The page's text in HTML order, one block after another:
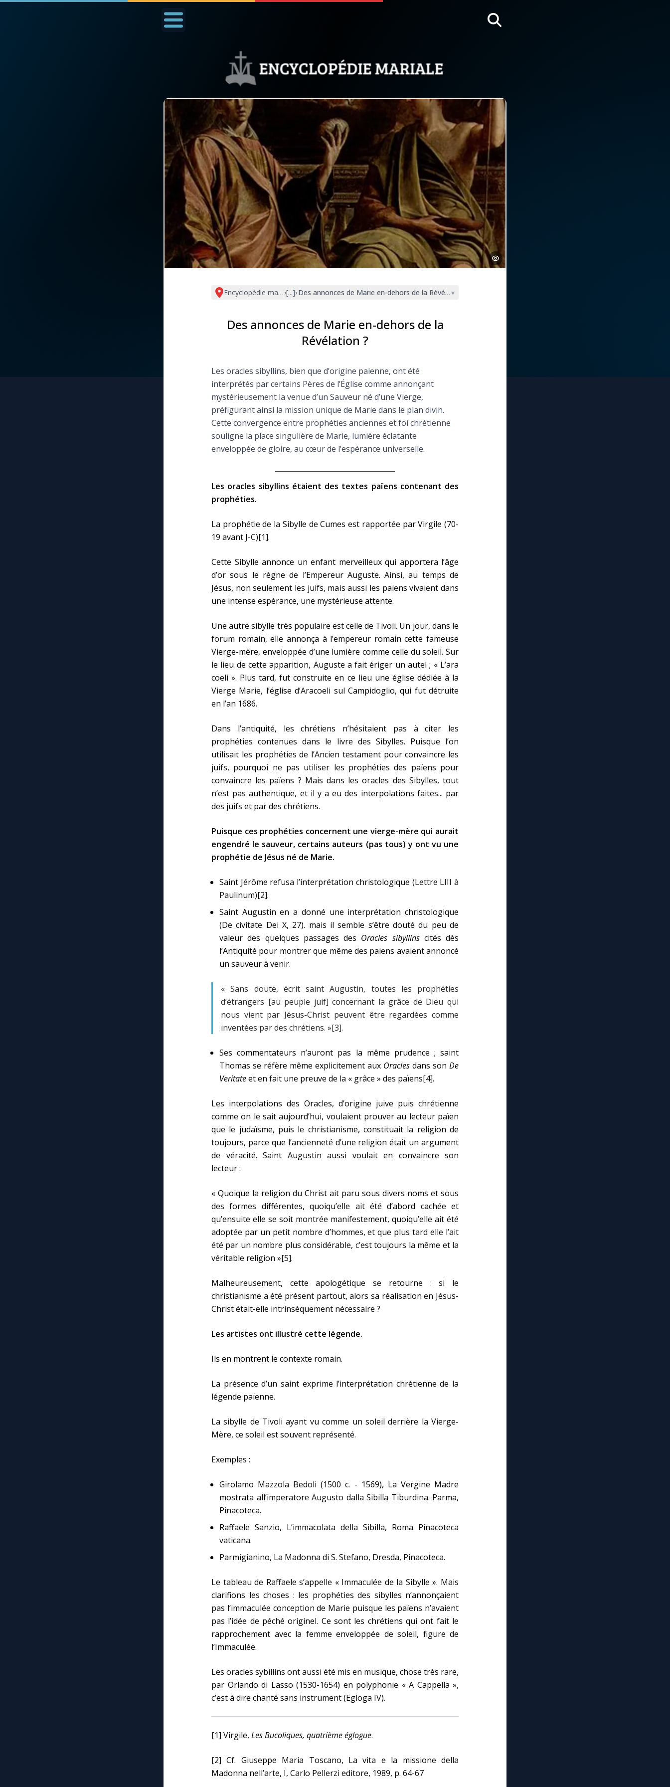
Nous soutenir À propos Facebook Infos légales
Prier au quotidien
Avec Thérèse de Lisieux
L'Évangile chaque jour
Les premiers samedis
Marie qui défait les
nœuds
1000 Raisons de Croire
Chapelet pour le monde
Contact
Faire un don
Marie de Nazareth
Encyclopédie mariale
›[...]›Des annonces de Marie en-dehors de la Révélation ?
▾
Des annonces de Marie en-dehors de la
Révélation ?
Les oracles sibyllins, bien que d’origine païenne, ont été
interprétés par certains Pères de l’Église comme annonçant
mystérieusement la venue d’un Sauveur né d’une Vierge,
préfigurant ainsi la mission unique de Marie dans le plan divin.
Cette convergence entre prophéties anciennes et foi chrétienne
souligne la place singulière de Marie, lumière éclatante
enveloppée de gloire, au cœur de l’espérance universelle.
Les oracles sibyllins étaient des textes païens contenant des
prophéties.
La prophétie de la Sibylle de Cumes est rapportée par Virgile (70-
19 avant J-C)[1].
Cette Sibylle annonce un enfant merveilleux qui apportera l’âge
d’or sous le règne de l’Empereur Auguste. Ainsi, au temps de
Jésus, non seulement les juifs, mais aussi les païens vivaient dans
une intense espérance, une mystérieuse attente.
Une autre sibylle très populaire est celle de Tivoli. Un jour, dans le
forum romain, elle annonça à l’empereur romain cette fameuse
Vierge-mère, enveloppée d’une lumière comme celle du soleil. Sur
le lieu de cette apparition, Auguste a fait ériger un autel ; « L’ara
coeli ». Plus tard, fut construite en ce lieu une église dédiée à la
Vierge Marie, l’église d’Aracoeli sul Campidoglio, qui fut détruite
en l’an 1686.
Dans l’antiquité, les chrétiens n’hésitaient pas à citer les
prophéties contenues dans le livre des Sibylles. Puisque l’on
utilisait les prophéties de l’Ancien testament pour convaincre les
juifs, pourquoi ne pas utiliser les prophéties des païens pour
convaincre les païens ? Mais dans les oracles des Sibylles, tout
n’est pas authentique, et il y a eu des interpolations faites... par
des juifs et par des chrétiens.
Puisque ces prophéties concernent une vierge-mère qui aurait
engendré le sauveur, certains auteurs (pas tous) y ont vu une
prophétie de Jésus né de Marie.
Saint Jérôme refusa l’interprétation christologique (Lettre LIII à
Paulinum)[2].
Saint Augustin en a donné une interprétation christologique
(De civitate Dei X, 27). mais il semble s’être douté du peu de
valeur des quelques passages des Oracles sibyllinscités dès
l’Antiquité pour montrer que même des païens avaient annoncé
un sauveur à venir.
« Sans doute, écrit saint Augustin, toutes les prophéties
d’étrangers [au peuple juif] concernant la grâce de Dieu qui
nous vient par Jésus-Christ peuvent être regardées comme
inventées par des chrétiens. »[3].
Ses commentateurs n’auront pas la même prudence ; saint
Thomas se réfère même explicitement aux Oracles dans son De
Veritateet en fait une preuve de la « grâce » des païens[4].
Les interpolations des Oracles, d’origine juive puis chrétienne
comme on le sait aujourd’hui, voulaient prouver au lecteur païen
que le judaïsme, puis le christianisme, constituait la religion de
toujours, parce que l’ancienneté d’une religion était un argument
de véracité. Saint Augustin aussi voulait en convaincre son
lecteur :
« Quoique la religion du Christ ait paru sous divers noms et sous
des formes différentes, quoiqu’elle ait été d’abord cachée et
qu’ensuite elle se soit montrée manifestement, quoiqu’elle ait été
adoptée par un petit nombre d’hommes, et que plus tard elle l’ait
été par un nombre plus considérable, c’est toujours la même et la
véritable religion »[5].
Malheureusement, cette apologétique se retourne : si le
christianisme a été présent partout, alors sa réalisation en Jésus-
Christ était-elle intrinsèquement nécessaire ?
Les artistes ont illustré cette légende.
Ils en montrent le contexte romain.
La présence d’un saint exprime l’interprétation chrétienne de la
légende païenne.
La sibylle de Tivoli ayant vu comme un soleil derrière la Vierge-
Mère, ce soleil est souvent représenté.
Exemples :
Girolamo Mazzola Bedoli (1500 c. - 1569), La Vergine Madre
mostrata all’imperatore Augusto dalla Sibilla Tiburdina. Parma,
Pinacoteca.
Raffaele Sanzio, L’immacolata della Sibilla, Roma Pinacoteca
vaticana.
Parmigianino, La Madonna di S. Stefano, Dresda, Pinacoteca.
Le tableau de Raffaele s’appelle « Immaculée de la Sibylle ». Mais
clarifions les choses : les prophéties des sibylles n’annonçaient
pas l’immaculée conception de Marie puisque les païens n’avaient
pas l’idée de péché originel. Ce sont les chrétiens qui ont fait le
rapprochement avec la femme enveloppée de soleil, figure de
l’Immaculée.
Les oracles sybillins ont aussi été mis en musique, chose très rare,
par Orlando di Lasso (1530-1654) en polyphonie « A Cappella »,
c’est à dire chanté sans instrument (Egloga IV).
[1] Virgile, Les Bucoliques, quatrième églogue.
[2] Cf. Giuseppe Maria Toscano, La vita e la missione della
Madonna nell’arte, I, Carlo Pellerzi editore, 1989, p. 64-67